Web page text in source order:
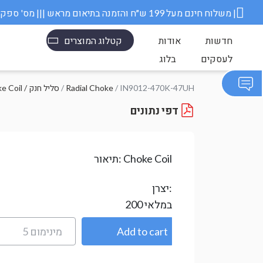
משלוח חינם מעל 199 ש״ח והזמנה בתיאום מראש ||| מס' ספק משרד הבטחון 11006845 |
קטלוג המוצרים אודות
חדשות
בלוג
לעסקים
Choke Coil / סליל חנק / Radial Choke/ IN9012-470K-47UH
תיאור: Choke Coil
יצרן:
200במלאי